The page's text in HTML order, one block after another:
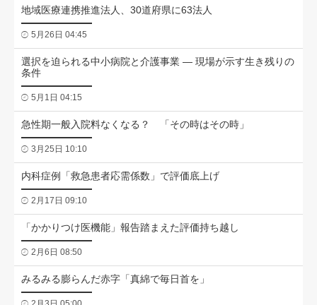
地域医療連携推進法人、30道府県に63法人
5月26日 04:45
選択を迫られる中小病院と介護事業 ― 現場が示す生き残りの
条件
5月1日 04:15
急性期一般入院料なくなる？ 「その時はその時」
3月25日 10:10
内科症例「救急患者応需係数」で評価底上げ
2月17日 09:10
「かかりつけ医機能」報告踏まえた評価持ち越し
2月6日 08:50
みるみる膨らんだ赤字「真綿で毎日首を」